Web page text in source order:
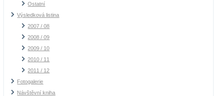
Ostatní
Výsledková listina
2007 / 08
2008 / 09
2009 / 10
2010 / 11
2011 / 12
Fotogalerie
Návštěvní kniha